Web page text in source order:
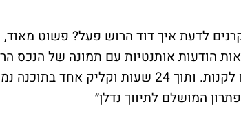
לדעת איך דוד הרוש פעל? פשוט
מתעניניים שרצו לקנות. ותוך 24 שעות
המושלם לתיווך נדלן״